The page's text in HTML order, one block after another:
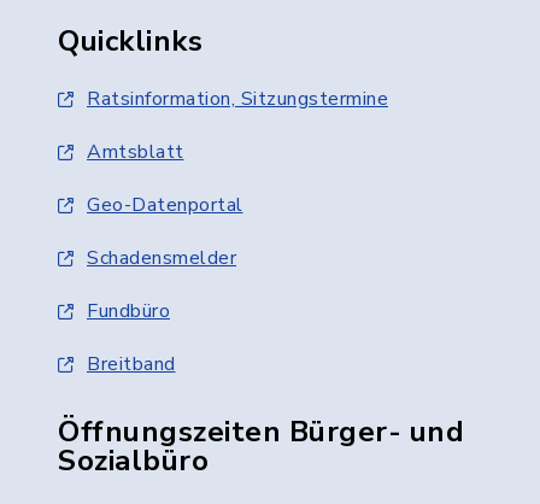
Quicklinks
Ratsinformation, Sitzungstermine
Amtsblatt
Geo-Datenportal
Schadensmelder
Fundbüro
Breitband
Öffnungszeiten Bürger- und
Sozialbüro